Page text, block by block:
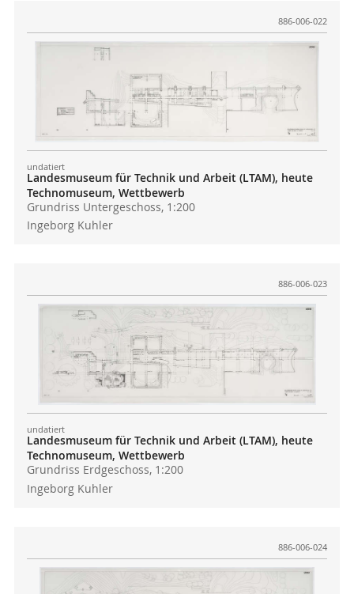
886-006-022
undatiert
Landesmuseum für Technik und Arbeit (LTAM), heute
Technomuseum, Wettbewerb
Grundriss Untergeschoss, 1:200
Ingeborg Kuhler
886-006-023
undatiert
Landesmuseum für Technik und Arbeit (LTAM), heute
Technomuseum, Wettbewerb
Grundriss Erdgeschoss, 1:200
Ingeborg Kuhler
886-006-024